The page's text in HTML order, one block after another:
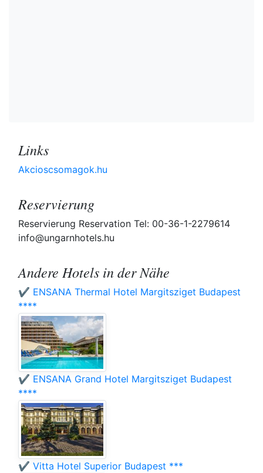
Links
Akcioscsomagok.hu
Reservierung
Reservierung Reservation Tel: 00-36-1-2279614
info@ungarnhotels.hu
Andere Hotels in der Nähe
✔️ ENSANA Thermal Hotel Margitsziget Budapest
****
✔️ ENSANA Grand Hotel Margitsziget Budapest
****
✔️ Vitta Hotel Superior Budapest ***